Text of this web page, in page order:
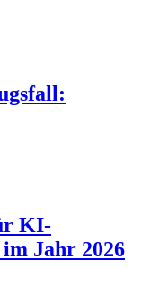
KI-
Jahr 2026